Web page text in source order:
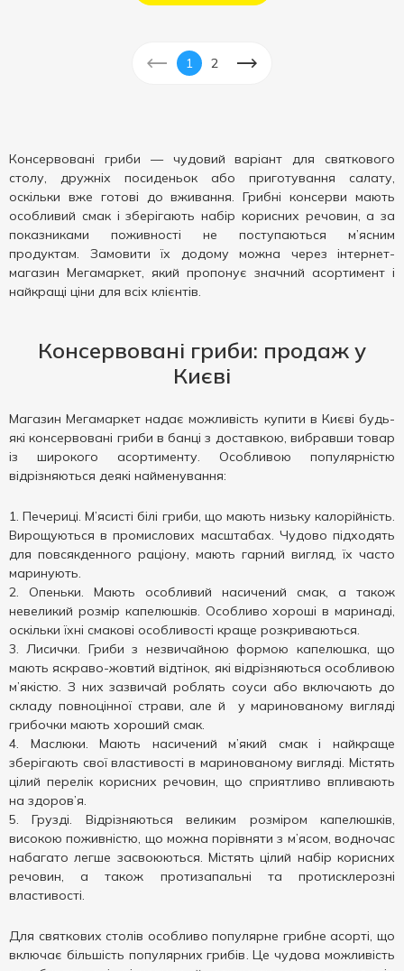
1 2
Консервовані гриби — чудовий варіант для святкового
столу, дружніх посиденьок або приготування салату,
оскільки вже готові до вживання. Грибні консерви мають
особливий смак і зберігають набір корисних речовин, а за
показниками поживності не поступаються м’ясним
продуктам. Замовити їх додому можна через інтернет-
магазин Мегамаркет, який пропонує значний асортимент і
найкращі ціни для всіх клієнтів.
Консервовані гриби: продаж у
Києві
Магазин Мегамаркет надає можливість купити в Києві будь-
які консервовані гриби в банці з доставкою, вибравши товар
із широкого асортименту. Особливою популярністю
відрізняються деякі найменування:
Печериці. М’ясисті білі гриби, що мають низьку калорійність.
Вирощуються в промислових масштабах. Чудово підходять
для повсякденного раціону, мають гарний вигляд, їх часто
маринують.
Опеньки. Мають особливий насичений смак, а також
невеликий розмір капелюшків. Особливо хороші в маринаді,
оскільки їхні смакові особливості краще розкриваються.
Лисички. Гриби з незвичайною формою капелюшка, що
мають яскраво-жовтий відтінок, які відрізняються особливою
м’якістю. З них зазвичай роблять соуси або включають до
складу повноцінної страви, але й у маринованому вигляді
грибочки мають хороший смак.
Маслюки. Мають насичений м’який смак і найкраще
зберігають свої властивості в маринованому вигляді. Містять
цілий перелік корисних речовин, що сприятливо впливають
на здоров’я.
Грузді. Відрізняються великим розміром капелюшків,
високою поживністю, що можна порівняти з м’ясом, водночас
набагато легше засвоюються. Містять цілий набір корисних
речовин, а також протизапальні та протисклерозні
властивості.
Для святкових столів особливо популярне грибне асорті, що
включає більшість популярних грибів. Це чудова можливість